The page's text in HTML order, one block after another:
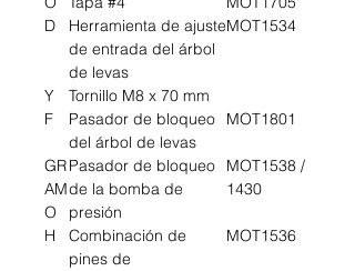
D
Herramienta de ajuste
de entrada del árbol
de levas
MOT1534
Y
Tornillo M8 x 70 mm
F
Pasador de bloqueo
del árbol de levas
MOT1801
GR
AM
O
Pasador de bloqueo
de la bomba de
presión
MOT1538 /
1430
H
Combinación de
pines de
MOT1536